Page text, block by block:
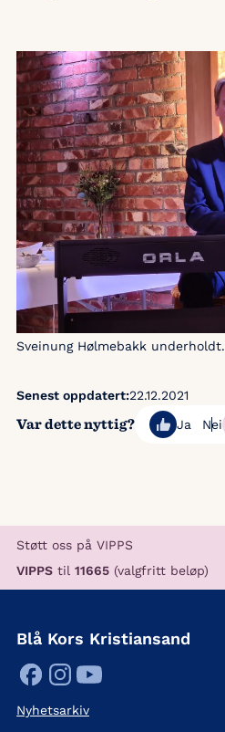
Sveinung Hølmebakk underholdt.
Var dette nyttig? Ja Nei
Senest oppdatert:22.12.2021
Støtt oss på VIPPS
VIPPS til 11665 (valgfritt beløp)
Blå Kors Kristiansand
Nyhetsarkiv